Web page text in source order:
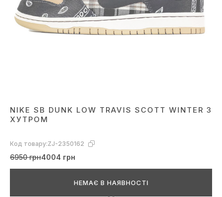
NIKE SB DUNK LOW TRAVIS SCOTT WINTER З
ХУТРОМ
Код товару:ZJ-2350162
6950 грн4004 грн
НЕМАЄ В НАЯВНОСТІ